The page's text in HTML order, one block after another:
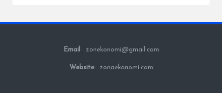
Email : zonekonomi@gmail.com
Website : zonaekonomi.com